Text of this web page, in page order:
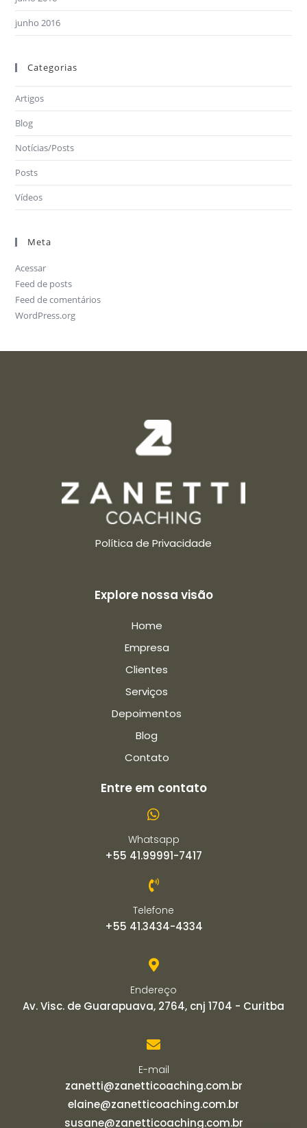
junho 2016
Categorias
Artigos
Blog
Notícias/Posts
Posts
Vídeos
Meta
Acessar
Feed de posts
Feed de comentários
WordPress.org
Política de Privacidade
Explore nossa visão
Home
Empresa
Clientes
Serviços
Depoimentos
Blog
Contato
Entre em contato
Whatsapp
+55 41.99991-7417
Telefone
+55 41.3434-4334
Endereço
Av. Visc. de Guarapuava, 2764, cnj 1704 - Curitba
E-mail
zanetti@zanetticoaching.com.br
elaine@zanetticoaching.com.br
susane@zanetticoaching.com.br